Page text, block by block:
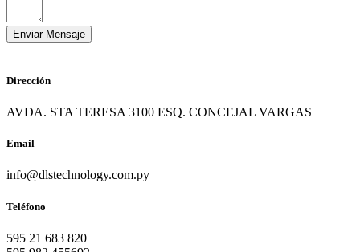
Dirección
AVDA. STA TERESA 3100 ESQ. CONCEJAL VARGAS
Email
info@dlstechnology.com.py
Teléfono
595 21 683 820